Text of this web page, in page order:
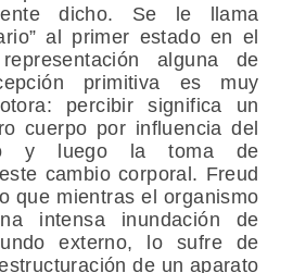
dicho. Se le llama
al primer estado en el
alguna de
primitiva es muy
percibir significa un
cuerpo por influencia del
y luego la toma de
cambio corporal. Freud
que mientras el organismo
intensa inundación de
externo, lo sufre de
de un aparato